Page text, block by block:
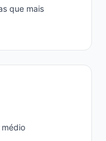
que mais
médio